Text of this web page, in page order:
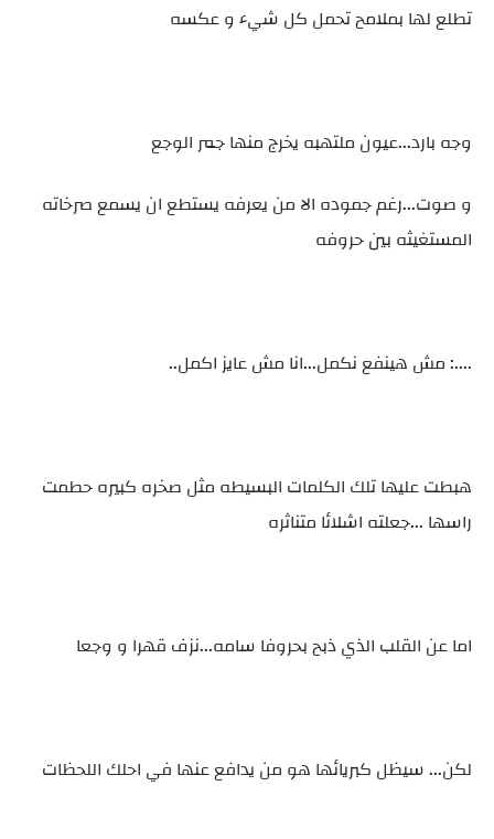
تطلع لها بملامح تحمل كل شيء و عكسه
وجه بارد...عيون ملتهبه يخرج منها جمر الوجع
و صوت...رغم جموده الا من يعرفه يستطع ان يسمع صرخاته
المستغيثه بين حروفه
....: مش هينفع نكمل...انا مش عايز اكمل..
هبطت عليها تلك الكلمات البسيطه مثل صخره كبيره حطمت
راسها ...جعلته اشلائا متناثره
اما عن القلب الذي ذبح بحروفا سامه...نزف قهرا و وجعا
لكن... سيظل كبريائها هو من يدافع عنها في احلك اللحظات